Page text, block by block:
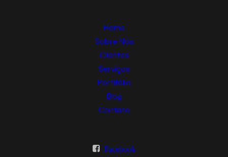
Home
Sobre Nós
Clientes
Serviços
Portifólio
Blog
Contato
Facebook